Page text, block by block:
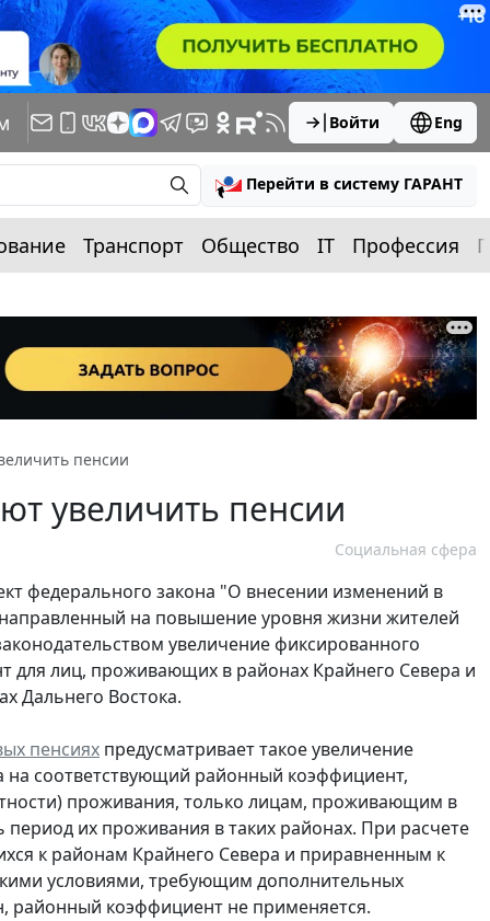
Войти Eng
Перейти в систему ГАРАНТ
Транспорт Общество IT Профессия
пенсии
увеличить пенсии
Социальная сфера
федерального закона "О внесении изменений в
на повышение уровня жизни жителей
увеличение фиксированного
для лиц, проживающих в районах Крайнего Севера и
Дальнего Востока.
пенсиях предусматривает такое увеличение
на соответствующий районный коэффициент,
проживания, только лицам, проживающим в
их проживания в таких районах. При расчете
к районам Крайнего Севера и приравненным к
условиями, требующим дополнительных
районный коэффициент не применяется.